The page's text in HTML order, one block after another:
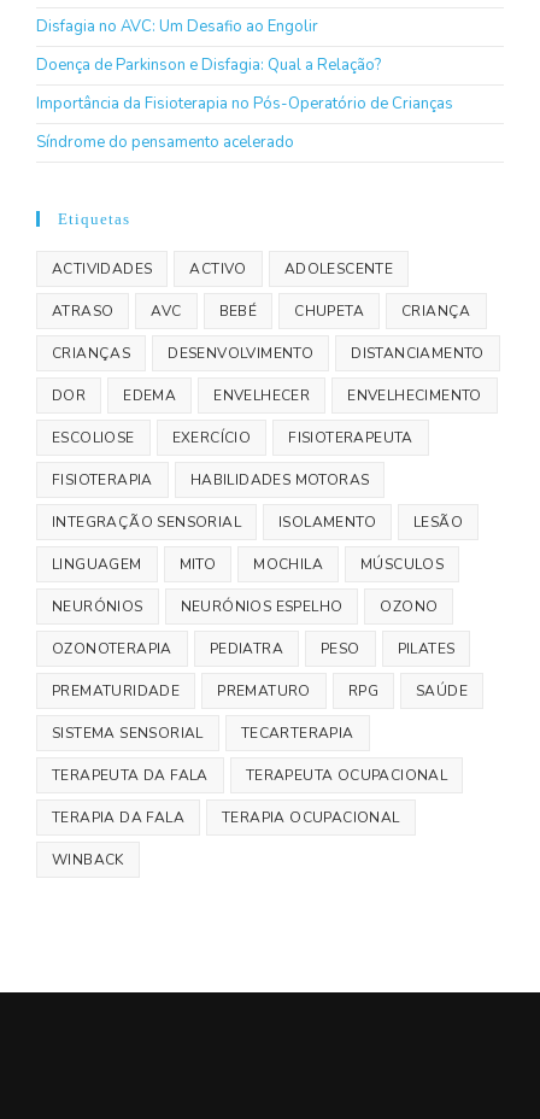
Disfagia no AVC: Um Desafio ao Engolir
Doença de Parkinson e Disfagia: Qual a Relação?
Importância da Fisioterapia no Pós-Operatório de Crianças
Síndrome do pensamento acelerado
Etiquetas
ACTIVIDADES ACTIVO ADOLESCENTE
ATRASO AVC BEBÉ CHUPETA CRIANÇA
CRIANÇAS DESENVOLVIMENTO DISTANCIAMENTO
DOR EDEMA ENVELHECER ENVELHECIMENTO
ESCOLIOSE EXERCÍCIO FISIOTERAPEUTA
FISIOTERAPIA HABILIDADES MOTORAS
INTEGRAÇÃO SENSORIAL ISOLAMENTO LESÃO
LINGUAGEM MITO MOCHILA MÚSCULOS
NEURÓNIOS NEURÓNIOS ESPELHO OZONO
OZONOTERAPIA PEDIATRA PESO PILATES
PREMATURIDADE PREMATURO RPG SAÚDE
SISTEMA SENSORIAL TECARTERAPIA
TERAPEUTA DA FALA TERAPEUTA OCUPACIONAL
TERAPIA DA FALA TERAPIA OCUPACIONAL
WINBACK